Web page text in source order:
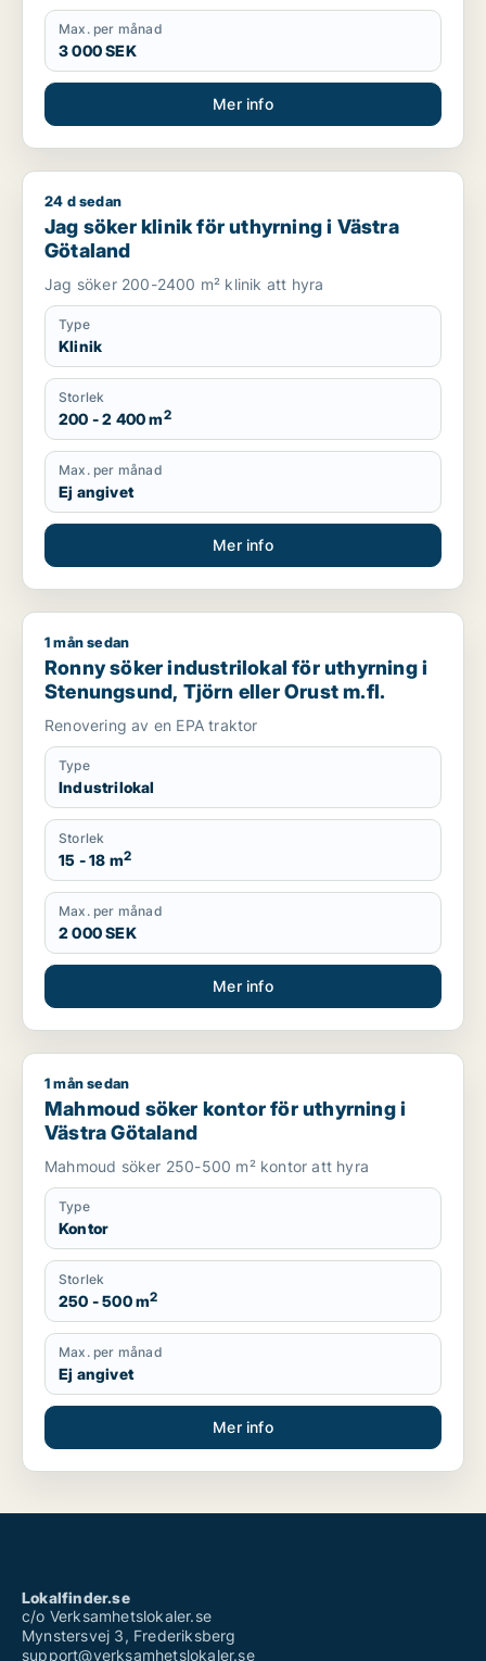
Max. per månad
3 000 SEK
Mer info
Jag söker klinik för uthyrning i Västra Götaland
24 d sedan
Jag söker klinik för uthyrning i Västra
Götaland
Jag söker 200-2400 m² klinik att hyra
Type
Klinik
Storlek
200 - 2 400 m2
Max. per månad
Ej angivet
Mer info
Ronny söker industrilokal för uthyrning i Stenungsund, Tjörn
1 mån sedan
Ronny söker industrilokal för uthyrning i
Stenungsund, Tjörn eller Orust m.fl.
Renovering av en EPA traktor
Type
Industrilokal
Storlek
15 - 18 m2
Max. per månad
2 000 SEK
Mer info
Mahmoud söker kontor för uthyrning i Västra Götaland
1 mån sedan
Mahmoud söker kontor för uthyrning i
Västra Götaland
Mahmoud söker 250-500 m² kontor att hyra
Type
Kontor
Storlek
250 - 500 m2
Max. per månad
Ej angivet
Mer info
Lokalfinder.se
c/o Verksamhetslokaler.se
Mynstersvej 3, Frederiksberg
support@verksamhetslokaler.se